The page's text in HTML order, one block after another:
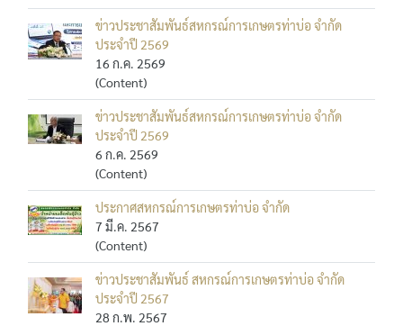
ข่าวประชาสัมพันธ์สหกรณ์การเกษตรท่าบ่อ จำกัด
ประจำปี 2569
16 ก.ค. 2569
(Content)
ข่าวประชาสัมพันธ์สหกรณ์การเกษตรท่าบ่อ จำกัด
ประจำปี 2569
6 ก.ค. 2569
(Content)
ประกาศสหกรณ์การเกษตรท่าบ่อ จำกัด
7 มี.ค. 2567
(Content)
ข่าวประชาสัมพันธ์ สหกรณ์การเกษตรท่าบ่อ จำกัด
ประจำปี 2567
28 ก.พ. 2567